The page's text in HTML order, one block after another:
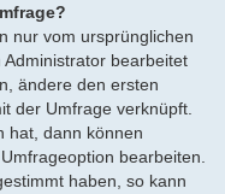
nur vom ursprünglichen
bearbeitet
ändere den ersten
der Umfrage verknüpft.
hat, dann können
bearbeiten.
haben, so kann